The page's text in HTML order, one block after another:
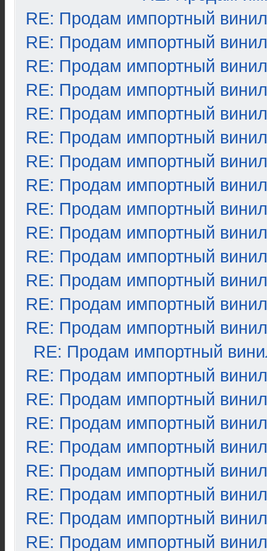
RE: Продам импортный винил
RE: Продам импортный винил
RE: Продам импортный винил
RE: Продам импортный винил
RE: Продам импортный винил
RE: Продам импортный винил
RE: Продам импортный винил
RE: Продам импортный винил
RE: Продам импортный винил
RE: Продам импортный винил
RE: Продам импортный винил
RE: Продам импортный винил
RE: Продам импортный винил
RE: Продам импортный винил
RE: Продам импортный
RE: Продам импортный винил
RE: Продам импортный винил
RE: Продам импортный винил
RE: Продам импортный винил
RE: Продам импортный винил
RE: Продам импортный винил
RE: Продам импортный винил
RE: Продам импортный винил